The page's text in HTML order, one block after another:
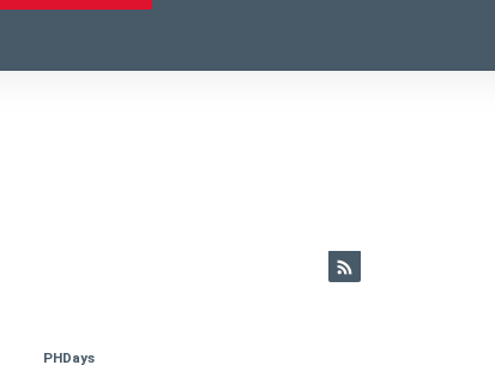
PHDays